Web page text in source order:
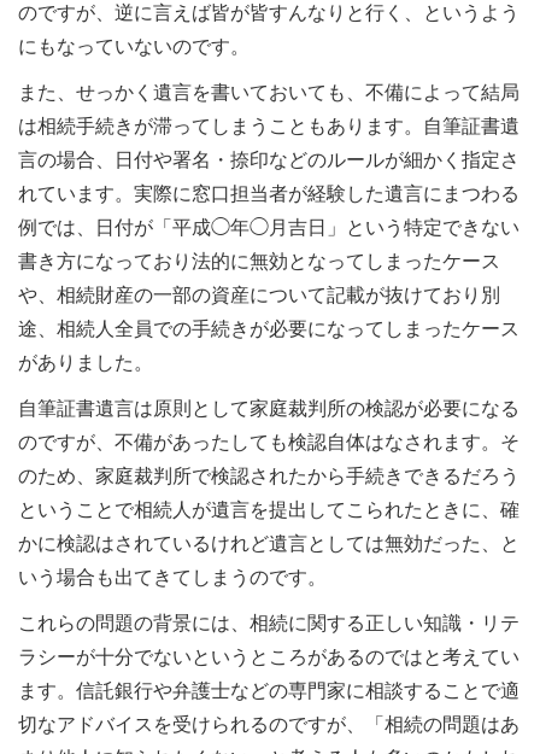
のですが、逆に言えば皆が皆すんなりと行く、というよう
にもなっていないのです。
また、せっかく遺言を書いておいても、不備によって結局
は相続手続きが滞ってしまうこともあります。自筆証書遺
言の場合、日付や署名・捺印などのルールが細かく指定さ
れています。実際に窓口担当者が経験した遺言にまつわる
例では、日付が「平成◯年◯月吉日」という特定できない
書き方になっており法的に無効となってしまったケース
や、相続財産の一部の資産について記載が抜けており別
途、相続人全員での手続きが必要になってしまったケース
がありました。
自筆証書遺言は原則として家庭裁判所の検認が必要になる
のですが、不備があったしても検認自体はなされます。そ
のため、家庭裁判所で検認されたから手続きできるだろう
ということで相続人が遺言を提出してこられたときに、確
かに検認はされているけれど遺言としては無効だった、と
いう場合も出てきてしまうのです。
これらの問題の背景には、相続に関する正しい知識・リテ
ラシーが十分でないというところがあるのではと考えてい
ます。信託銀行や弁護士などの専門家に相談することで適
切なアドバイスを受けられるのですが、「相続の問題はあ